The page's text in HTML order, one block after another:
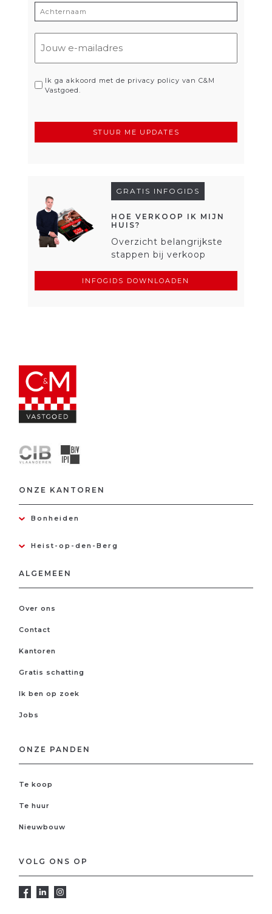
Achternaam
(Vereist)
mailadres
Privacy
(Vereist)
Ik ga akkoord met de privacy policy van C&M
Vastgoed.
GRATIS INFOGIDS
HOE VERKOOP IK MIJN
HUIS?
Overzicht belangrijkste
stappen bij verkoop
INFOGIDS DOWNLOADEN
ONZE KANTOREN
Bonheiden
Heist-op-den-Berg
ALGEMEEN
Over ons
Contact
Kantoren
Gratis schatting
Ik ben op zoek
Jobs
ONZE PANDEN
Te koop
Te huur
Nieuwbouw
VOLG ONS OP